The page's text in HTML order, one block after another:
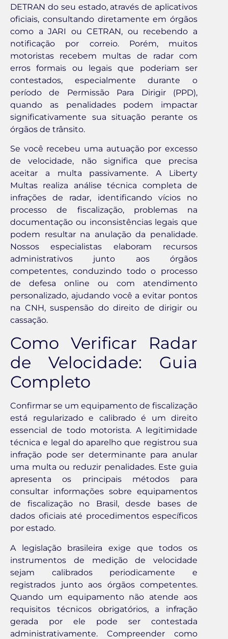
DETRAN do seu estado, através de aplicativos
oficiais, consultando diretamente em órgãos
como a JARI ou CETRAN, ou recebendo a
notificação por correio. Porém, muitos
motoristas recebem multas de radar com
erros formais ou legais que poderiam ser
contestados, especialmente durante o
período de Permissão Para Dirigir (PPD),
quando as penalidades podem impactar
significativamente sua situação perante os
órgãos de trânsito.
Se você recebeu uma autuação por excesso
de velocidade, não significa que precisa
aceitar a multa passivamente. A Liberty
Multas realiza análise técnica completa de
infrações de radar, identificando vícios no
processo de fiscalização, problemas na
documentação ou inconsistências legais que
podem resultar na anulação da penalidade.
Nossos especialistas elaboram recursos
administrativos junto aos órgãos
competentes, conduzindo todo o processo
de defesa online ou com atendimento
personalizado, ajudando você a evitar pontos
na CNH, suspensão do direito de dirigir ou
cassação.
Como Verificar Radar
de Velocidade: Guia
Completo
Confirmar se um equipamento de fiscalização
está regularizado e calibrado é um direito
essencial de todo motorista. A legitimidade
técnica e legal do aparelho que registrou sua
infração pode ser determinante para anular
uma multa ou reduzir penalidades. Este guia
apresenta os principais métodos para
consultar informações sobre equipamentos
de fiscalização no Brasil, desde bases de
dados oficiais até procedimentos específicos
por estado.
A legislação brasileira exige que todos os
instrumentos de medição de velocidade
sejam calibrados periodicamente e
registrados junto aos órgãos competentes.
Quando um equipamento não atende aos
requisitos técnicos obrigatórios, a infração
gerada por ele pode ser contestada
administrativamente. Compreender como